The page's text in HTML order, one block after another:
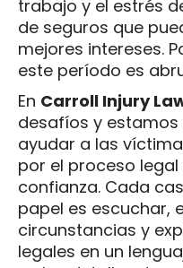
trabajo y el estrés
de seguros que
mejores intereses.
este período es
En Carroll Injury
desafíos y
ayudar a las
por el proceso
confianza. Cada
papel es escuchar,
circunstancias y
legales en un